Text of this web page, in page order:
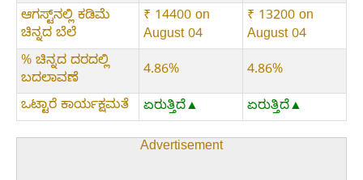
ಆಗಸ್ಟ್‌ನಲ್ಲಿ ಕಡಿಮೆ
ಚಿನ್ನದ ಬೆಲೆ
₹ 14400 on
August 04
₹ 13200 on
August 04
% ಚಿನ್ನದ ದರದಲ್ಲಿ
ಬದಲಾವಣೆ
4.86%
4.86%
ಒಟ್ಟಾರೆ ಕಾರ್ಯಕ್ಷಮತೆ
ಏರುತ್ತಿದೆ▲ ಏರುತ್ತಿದೆ▲
Advertisement